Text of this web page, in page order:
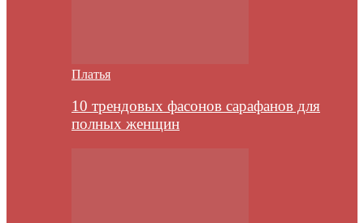
Платья
10 трендовых фасонов сарафанов для
полных женщин